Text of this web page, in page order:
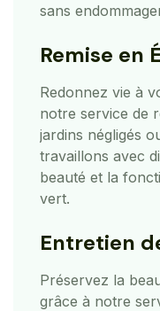
sans
Remise en
Redonnez vie à
notre service de
jardins négligés
travaillons avec
beauté et la
vert.
Entretien
Préservez la
grâce à notre